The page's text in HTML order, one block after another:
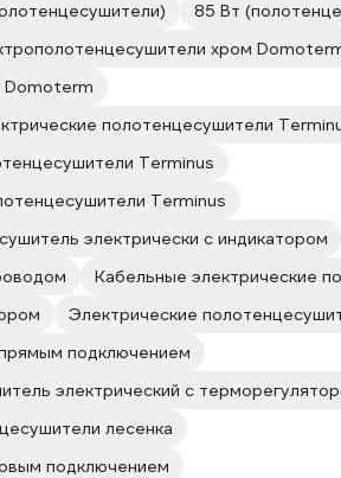
85 Вт
хром
Domoterm
полотенцесушители
Terminus
Terminus
электрически с индикатором
Кабельные электрические
Электрические
подключением
электрический с
лесенка
подключением